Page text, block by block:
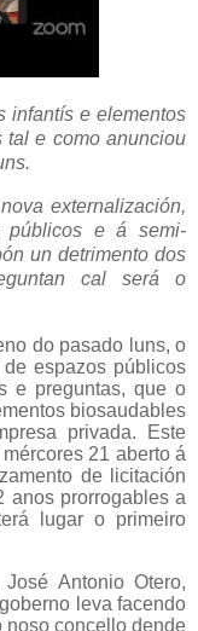
infantís e elementos
tal e como anunciou
externalización,
públicos e á semi-
un detrimento dos
cal será o
do pasado luns, o
espazos públicos
e preguntas, que o
biosaudables
privada. Este
21 aberto á
de licitación
anos prorrogables a
lugar o primeiro
Antonio Otero,
leva facendo
noso concello dende